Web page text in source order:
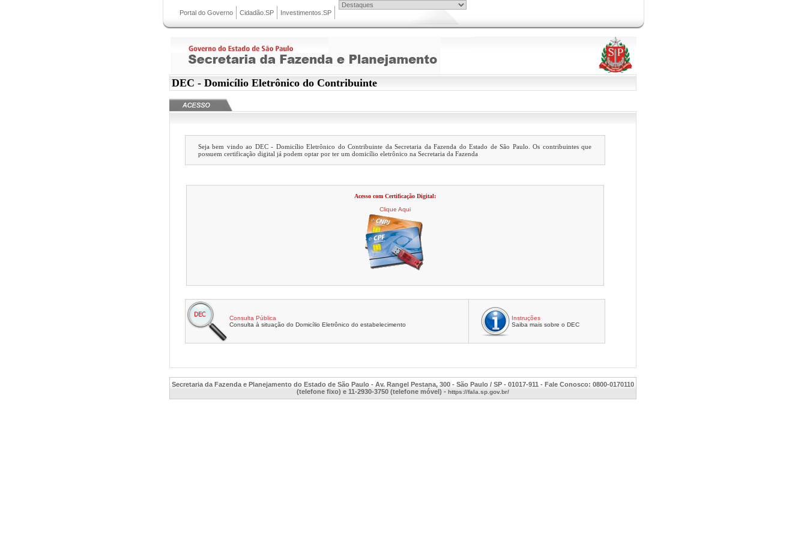
Portal do Governo Cidadão.SP Investimentos.SP
DEC - Domicílio Eletrônico do Contribuinte
Seja bem vindo ao DEC - Domicílio Eletrônico do Contribuinte da Secretaria da Fazenda do Estado de São Paulo. Os contribuintes que
possuem certificação digital já podem optar por ter um domicílio eletrônico na Secretaria da Fazenda
Acesso com Certificação Digital:
Clique Aqui
Consulta Pública
Consulta à situação do Domicílio Eletrônico do estabelecimento
Instruções
Saiba mais sobre o DEC
Secretaria da Fazenda e Planejamento do Estado de São Paulo - Av. Rangel Pestana, 300 - São Paulo / SP - 01017-911 - Fale Conosco: 0800-0170110
(telefone fixo) e 11-2930-3750 (telefone móvel) - https://fala.sp.gov.br/